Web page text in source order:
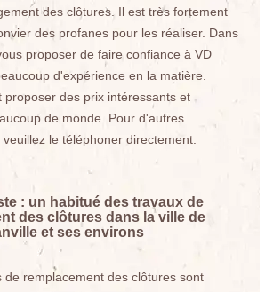
des clôtures. Il est très fortement
des profanes pour les réaliser. Dans
proposer de faire confiance à VD
d'expérience en la matière.
proposer des prix intéressants et
de monde. Pour d'autres
le téléphoner directement.
: un habitué des travaux de
des clôtures dans la ville de
et ses environs
de remplacement des clôtures sont